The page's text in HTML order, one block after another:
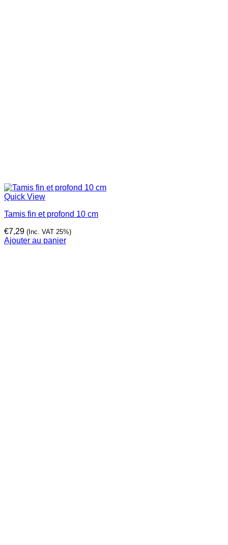
Quick View
Tamis fin et profond 10 cm
€7,29 (Inc. VAT 25%)
Ajouter au panier